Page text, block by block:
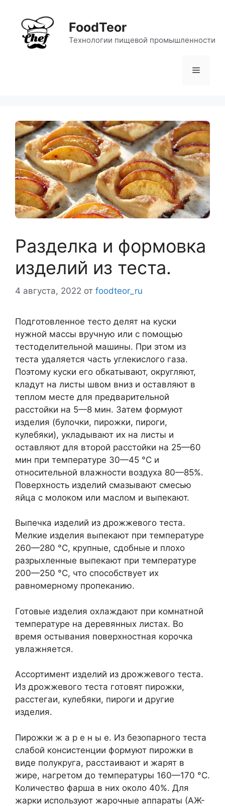
содержимому
FoodTeor
Технологии пищевой промышленности
Меню
Разделка и формовка
изделий из теста.
4 августа, 2022 от foodteor_ru
Подготовленное тесто делят на куски
нужной массы вручную или с помощью
тестоделительной машины. При этом из
теста удаляется часть углекислого газа.
Поэтому куски его обкатывают, округляют,
кладут на листы швом вниз и оставляют в
теплом месте для предварительной
расстойки на 5—8 мин. Затем формуют
изделия (булочки, пирожки, пироги,
кулебяки), укладывают их на листы и
оставляют для второй расстойки на 25—60
мин при температуре 30—45 °С и
относительной влажности воздуха 80—85%.
Поверхность изделий смазывают смесью
яйца с молоком или маслом и выпекают.
Выпечка изделий из дрожжевого теста.
Мелкие изделия выпекают при температуре
260—280 °С, крупные, сдобные и плохо
разрыхленные выпекают при температуре
200—250 °С, что способствует их
равномерному пропеканию.
Готовые изделия охлаждают при комнатной
температуре на деревянных листах. Во
время остывания поверхностная корочка
увлажняется.
Ассортимент изделий из дрожжевого теста.
Из дрожжевого теста готовят пирожки,
расстегаи, кулебяки, пироги и другие
изделия.
Пирожки ж а р е н ы е. Из безопарного теста
слабой консистенции формуют пирожки в
виде полукруга, расстаивают и жарят в
жире, нагретом до температуры 160—170 °С.
Количество фарша в них около 40%. Для
жарки используют жарочные аппараты (АЖ-